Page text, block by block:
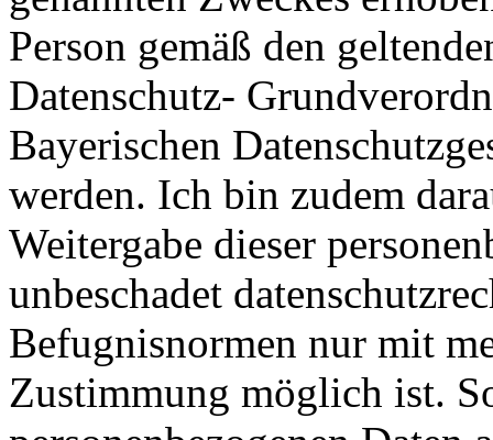
Person gemäß den
Datenschutz-
Bayerischen
werden. Ich bin zudem
Weitergabe dieser
unbeschadet
Befugnisnormen nur mit
Zustimmung möglich ist.